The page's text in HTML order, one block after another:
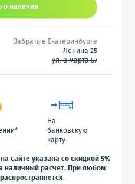
o наличии
Забрать в Екатеринбурге
Ленина 25
ул. 8 марта 57
На
банковскую
карту
сайте указана со скидкой 5%
наличный расчет. При любом